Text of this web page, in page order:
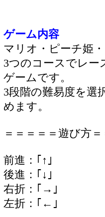
ゲーム内容
マリオ・ピーチ姫
3つのコースでレ
ゲームです。
3段階の難易度を選
めます。
＝＝＝＝＝遊び方
前進：｢↑｣
後進：｢↓｣
右折：｢→｣
左折：｢←｣